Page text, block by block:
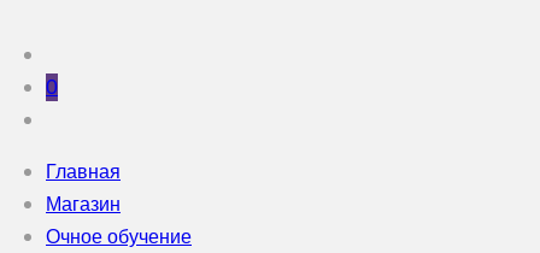
0
Главная
Магазин
Очное обучение